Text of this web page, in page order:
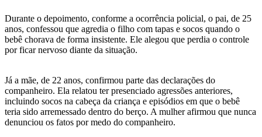
Durante o depoimento, conforme a ocorrência policial, o pai, de 25
anos, confessou que agredia o filho com tapas e socos quando o
bebê chorava de forma insistente. Ele alegou que perdia o controle
por ficar nervoso diante da situação.
Já a mãe, de 22 anos, confirmou parte das declarações do
companheiro. Ela relatou ter presenciado agressões anteriores,
incluindo socos na cabeça da criança e episódios em que o bebê
teria sido arremessado dentro do berço. A mulher afirmou que nunca
denunciou os fatos por medo do companheiro.